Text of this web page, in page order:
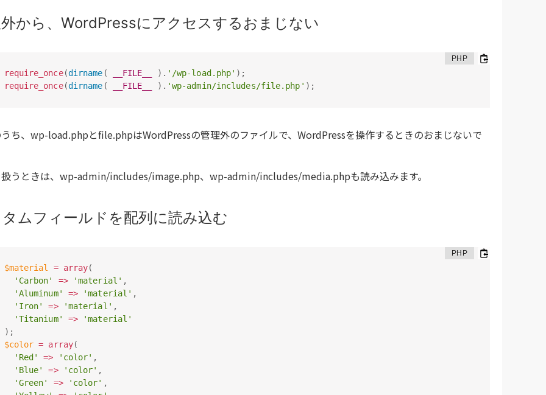
から、WordPressにアクセスするおまじない
require_once(dirname ( __FILE__ ) . '/wp-load.php' ) ;
require_once(dirname ( __FILE__ ) . 'wp-admin/includes/file.php' ) ;
ち、wp-load.phpとfile.phpはWordPressの管理外のファイルで、WordPressを操作するときのおまじないで
うときは、wp-admin/includes/image.php、wp-admin/includes/media.phpも読み込みます。
ムフィールドを配列に読み込む
$material = array(
'Carbon'
=> 'material' ,
'Aluminum'
=> 'material' ,
'Iron'
=> 'material' ,
'Titanium'
=>
'material'
) ;
$color = array(
'Red'
=> 'color' ,
'Blue'
=> 'color' ,
'Green'
=> 'color' ,